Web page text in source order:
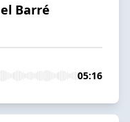
Barré
05:16